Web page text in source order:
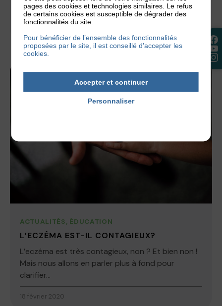
par...
ACTUALITÉS, ÉDUCATION
L’ECZÉMA EST-IL CONTAGIEUX?
L’eczéma est très contagieux, non ? Et bien non !
Mais nous allons en parler plus à fond pour
clarifier...
18 février 2020
pages des cookies et technologies similaires. Le refus
de certains cookies est susceptible de dégrader des
fonctionnalités du site.
Pour bénéficier de l’ensemble des fonctionnalités
proposées par le site, il est conseillé d'accepter les
cookies.
Accepter et continuer
Personnaliser